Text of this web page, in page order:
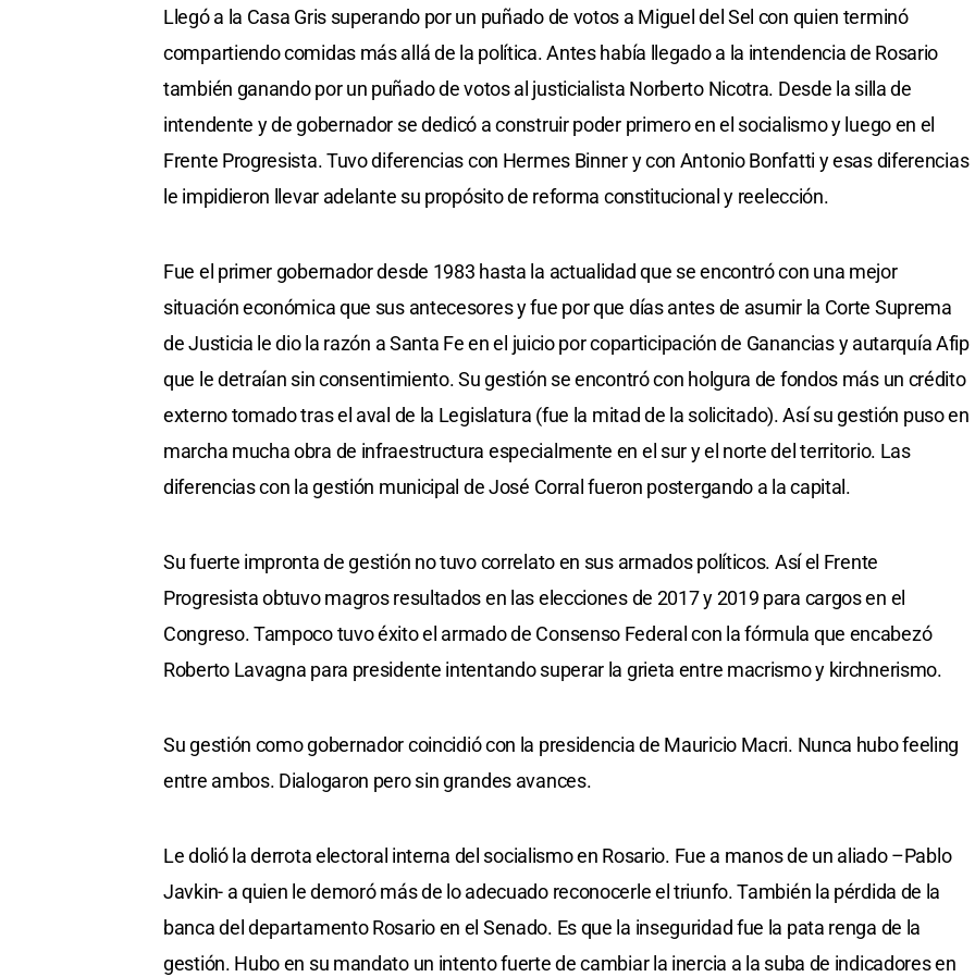
Llegó a la Casa Gris superando por un puñado de votos a Miguel del Sel con quien terminó
compartiendo comidas más allá de la política. Antes había llegado a la intendencia de Rosario
también ganando por un puñado de votos al justicialista Norberto Nicotra. Desde la silla de
intendente y de gobernador se dedicó a construir poder primero en el socialismo y luego en el
Frente Progresista. Tuvo diferencias con Hermes Binner y con Antonio Bonfatti y esas diferencias
le impidieron llevar adelante su propósito de reforma constitucional y reelección.
Fue el primer gobernador desde 1983 hasta la actualidad que se encontró con una mejor
situación económica que sus antecesores y fue por que días antes de asumir la Corte Suprema
de Justicia le dio la razón a Santa Fe en el juicio por coparticipación de Ganancias y autarquía Afip
que le detraían sin consentimiento. Su gestión se encontró con holgura de fondos más un crédito
externo tomado tras el aval de la Legislatura (fue la mitad de la solicitado). Así su gestión puso en
marcha mucha obra de infraestructura especialmente en el sur y el norte del territorio. Las
diferencias con la gestión municipal de José Corral fueron postergando a la capital.
Su fuerte impronta de gestión no tuvo correlato en sus armados políticos. Así el Frente
Progresista obtuvo magros resultados en las elecciones de 2017 y 2019 para cargos en el
Congreso. Tampoco tuvo éxito el armado de Consenso Federal con la fórmula que encabezó
Roberto Lavagna para presidente intentando superar la grieta entre macrismo y kirchnerismo.
Su gestión como gobernador coincidió con la presidencia de Mauricio Macri. Nunca hubo feeling
entre ambos. Dialogaron pero sin grandes avances.
Le dolió la derrota electoral interna del socialismo en Rosario. Fue a manos de un aliado –Pablo
Javkin- a quien le demoró más de lo adecuado reconocerle el triunfo. También la pérdida de la
banca del departamento Rosario en el Senado. Es que la inseguridad fue la pata renga de la
gestión. Hubo en su mandato un intento fuerte de cambiar la inercia a la suba de indicadores en